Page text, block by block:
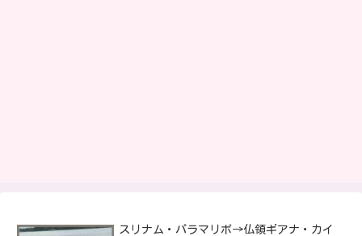
スリナム・パラマリボ→仏領ギアナ・カイ